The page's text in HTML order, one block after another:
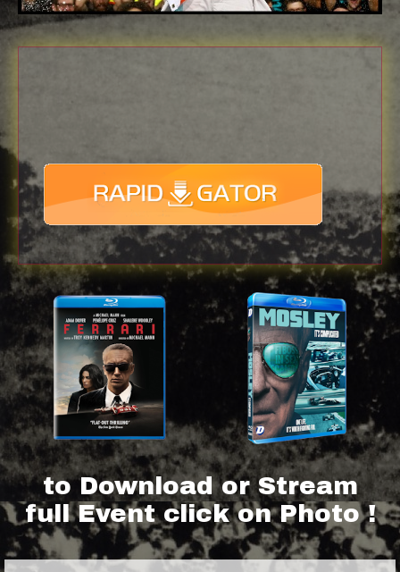
to Download or Stream
full Event click on Photo !